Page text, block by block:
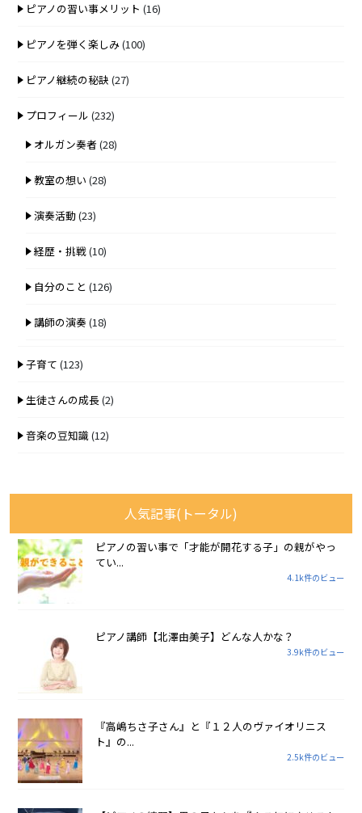
ピアノの習い事メリット (16)
ピアノを弾く楽しみ(100)
ピアノ継続の秘訣 (27)
プロフィール (232)
オルガン奏者 (28)
教室の想い (28)
演奏活動(23)
経歴・挑戦(10)
自分のこと (126)
講師の演奏(18)
子育て (123)
生徒さんの成長(2)
音楽の豆知識(12)
人気記事(トータル)
ピアノの習い事で「才能が開花する子」の親がやっ
てい...
4.1k件のビュー
ピアノ講師【北澤由美子】どんな人かな？
3.9k件のビュー
『高嶋ちさ子さん』と『１２人のヴァイオリニス
ト』の...
2.5k件のビュー